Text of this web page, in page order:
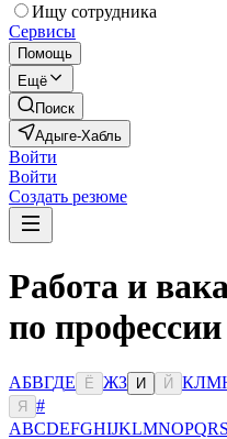
Ищу сотрудника
Сервисы
Помощь
Ещё
Поиск
Адыге-Хабль
Войти
Войти
Создать резюме
Работа и
по
АБВГДЕ Ё ЖЗ И Й КЛМ
Я
#
ABCDEFGHIJKLMNOPQRS